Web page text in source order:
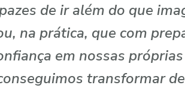
de ir além do que
na prática, que com
em nossas próprias
transformar